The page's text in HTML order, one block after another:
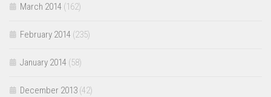
March 2014 (162)
February 2014 (235)
January 2014 (58)
December 2013 (42)